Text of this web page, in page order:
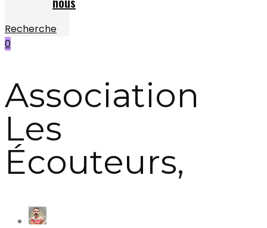
Recherche
0
Association
Les
Écouteurs,